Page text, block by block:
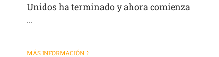
Unidos ha terminado y ahora comienza
...
MÁS INFORMACIÓN